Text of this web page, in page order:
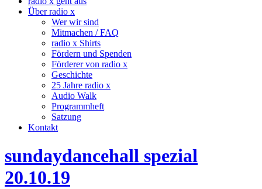
Über radio x
Wer wir sind
Mitmachen / FAQ
radio x Shirts
Fördern und Spenden
Förderer von radio x
Geschichte
25 Jahre radio x
Audio Walk
Programmheft
Satzung
Kontakt
sundaydancehall spezial
20.10.19